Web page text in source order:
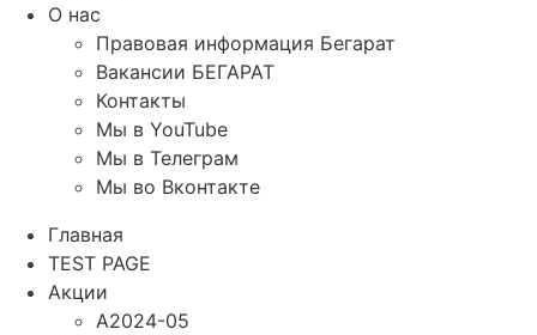
О нас
Правовая информация Бегарат
Вакансии БЕГАРАТ
Контакты
Мы в YouTube
Мы в Телеграм
Мы во Вконтакте
Главная
TEST PAGE
Акции
A2024-05